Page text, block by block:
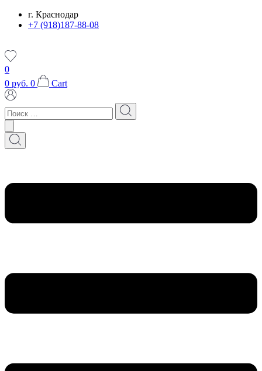
Перейтиг. Краснодар
+7 (918)187-88-08
0
0 руб. 0 Cart